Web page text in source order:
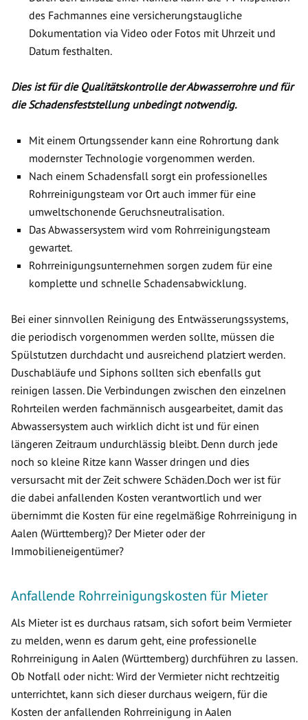
des Fachmannes eine versicherungstaugliche
Dokumentation via Video oder Fotos mit Uhrzeit und
Datum festhalten.
Dies ist für die Qualitätskontrolle der Abwasserrohre und für
die Schadensfeststellung unbedingt notwendig.
Mit einem Ortungssender kann eine Rohrortung dank
modernster Technologie vorgenommen werden.
Nach einem Schadensfall sorgt ein professionelles
Rohrreinigungsteam vor Ort auch immer für eine
umweltschonende Geruchsneutralisation.
Das Abwassersystem wird vom Rohrreinigungsteam
gewartet.
Rohrreinigungsunternehmen sorgen zudem für eine
komplette und schnelle Schadensabwicklung.
Bei einer sinnvollen Reinigung des Entwässerungssystems,
die periodisch vorgenommen werden sollte, müssen die
Spülstutzen durchdacht und ausreichend platziert werden.
Duschabläufe und Siphons sollten sich ebenfalls gut
reinigen lassen. Die Verbindungen zwischen den einzelnen
Rohrteilen werden fachmännisch ausgearbeitet, damit das
Abwassersystem auch wirklich dicht ist und für einen
längeren Zeitraum undurchlässig bleibt. Denn durch jede
noch so kleine Ritze kann Wasser dringen und dies
versursacht mit der Zeit schwere Schäden.Doch wer ist für
die dabei anfallenden Kosten verantwortlich und wer
übernimmt die Kosten für eine regelmäßige Rohrreinigung in
Aalen (Württemberg)? Der Mieter oder der
Immobilieneigentümer?
Anfallende Rohrreinigungskosten für Mieter
Als Mieter ist es durchaus ratsam, sich sofort beim Vermieter
zu melden, wenn es darum geht, eine professionelle
Rohrreinigung in Aalen (Württemberg) durchführen zu lassen.
Ob Notfall oder nicht: Wird der Vermieter nicht rechtzeitig
unterrichtet, kann sich dieser durchaus weigern, für die
Kosten der anfallenden Rohrreinigung in Aalen